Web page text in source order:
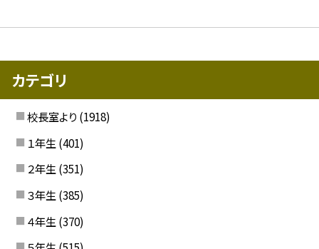
カテゴリ
校長室より (1918)
１年生 (401)
２年生 (351)
３年生 (385)
４年生 (370)